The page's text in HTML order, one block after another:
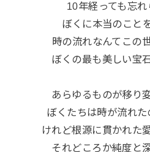
10年経っても忘
ぼくに本当のこと
時の流れなんてこの
ぼくの最も美しい宝
あらゆるものが移り
ぼくたちは時が流れ
けれど根源に貫かれた
それどころか純度と